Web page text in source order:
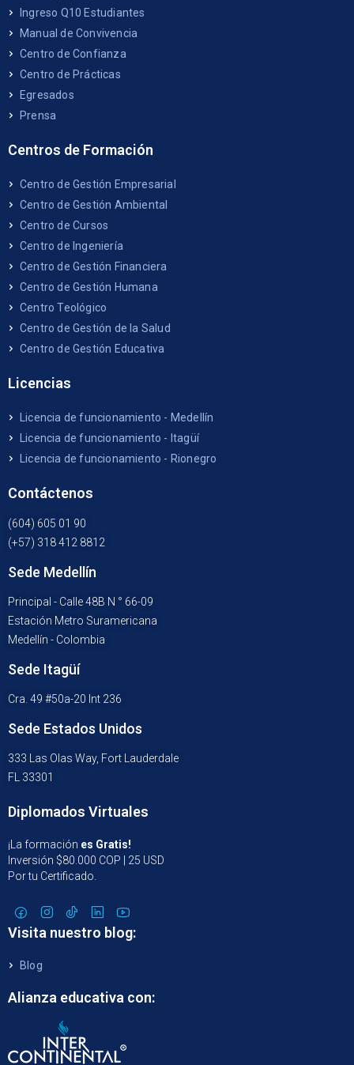
Ingreso Q10 Estudiantes
Manual de Convivencia
Centro de Confianza
Centro de Prácticas
Egresados
Prensa
Centros de Formación
Centro de Gestión Empresarial
Centro de Gestión Ambiental
Centro de Cursos
Centro de Ingeniería
Centro de Gestión Financiera
Centro de Gestión Humana
Centro Teológico
Centro de Gestión de la Salud
Centro de Gestión Educativa
Licencias
Licencia de funcionamiento - Medellín
Licencia de funcionamiento - Itagüí
Licencia de funcionamiento - Rionegro
Contáctenos
(604) 605 01 90
(+57) 318 412 8812
Sede Medellín
Principal - Calle 48B N ° 66-09
Estación Metro Suramericana
Medellín - Colombia
Sede Itagüí
Cra. 49 #50a-20 Int 236
Sede Estados Unidos
333 Las Olas Way, Fort Lauderdale
FL 33301
Diplomados Virtuales
¡La formación es Gratis!
Inversión $80.000 COP | 25 USD
Por tu Certificado.
Visita nuestro blog:
Blog
Alianza educativa con: